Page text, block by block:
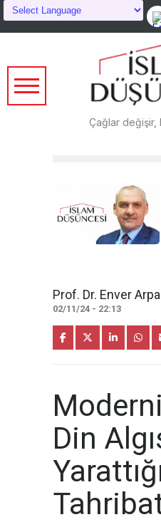
Çağlar değişir,
Prof. Dr. Enver Arpa
02/11/24 - 22:13
Din